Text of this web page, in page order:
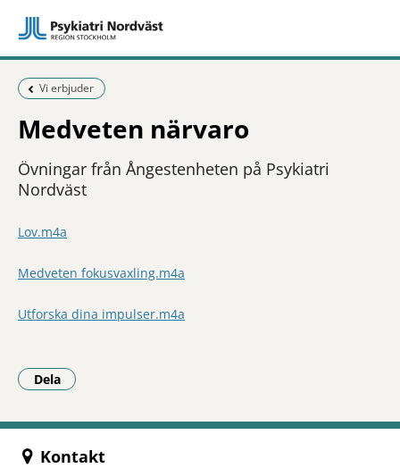
Föregående sida:
Vi erbjuder
Medveten närvaro
Övningar från Ångestenheten på Psykiatri
Nordväst
Lov.m4a
Medveten fokusvaxling.m4a
Utforska dina impulser.m4a
Dela
- Klicka för att öppna delningsalternativ.
Kontakt